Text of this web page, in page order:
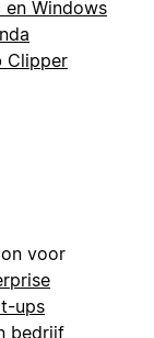
en Windows
Clipper
voor
ups
bedrijf